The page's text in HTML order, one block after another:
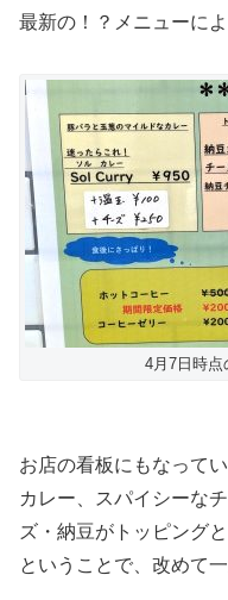
最新の！？メニューに
4月7日時点
お店の看板にもなって
カレー、スパイシーな
ズ・納豆がトッピングと
ということで、改めて